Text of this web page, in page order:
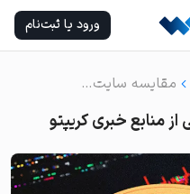
ورود یا ثبت‌نام
مقایسه سایت bitcoinis با برخی از منابع خبری کریپتو